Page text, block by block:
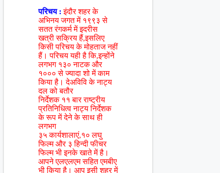
परिचय : इंदौर शहर के
अभिनय जगत में १९९३ से
सतत रंगकर्म में इदरीस
खत्री सक्रिय हैं,इसलिए
किसी परिचय के मोहताज नहीं
हैं। परिचय यही है कि,इन्होंने
लगभग १३० नाटक और
१००० से ज्यादा शो में काम
किया है। देअविवि के नाट्य
दल को बतौर
निर्देशक ११ बार राष्ट्रीय
प्रतिनिधित्व नाट्य निर्देशक
के रूप में देने के साथ ही
लगभग
३५ कार्यशालाएं,१० लघु
फिल्म और ३ हिन्दी फीचर
फिल्म भी इनके खाते में है।
आपने एलएलएम सहित एमबीए
भी किया है। आप इसी शहर में